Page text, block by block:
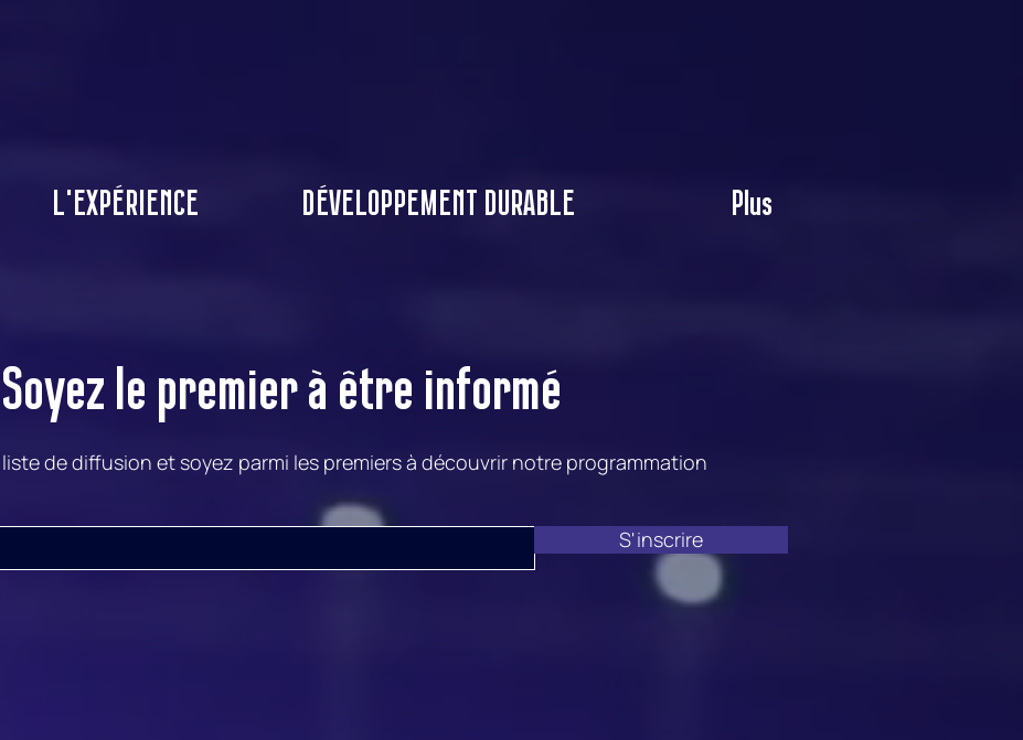
L'EXPÉRIENCE DÉVELOPPEMENT DURABLE Plus
Soyez le premier à être informé
de diffusion et soyez parmi les premiers à découvrir notre programmation
S'inscrire